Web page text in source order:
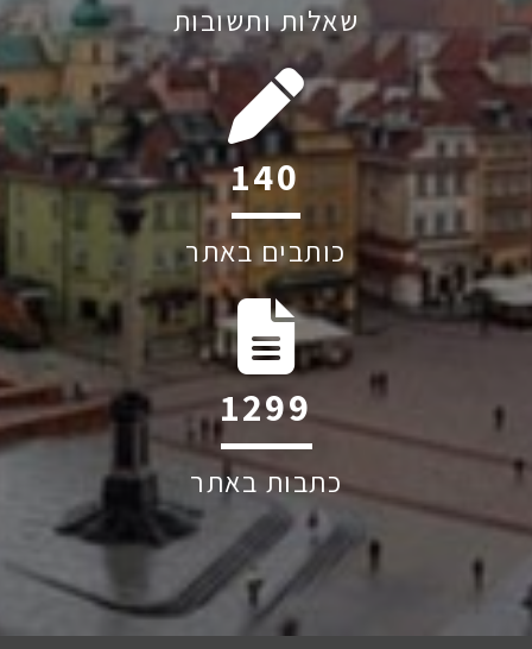
שאלות ותשובות
184
כותבים באתר
1711
כתבות באתר